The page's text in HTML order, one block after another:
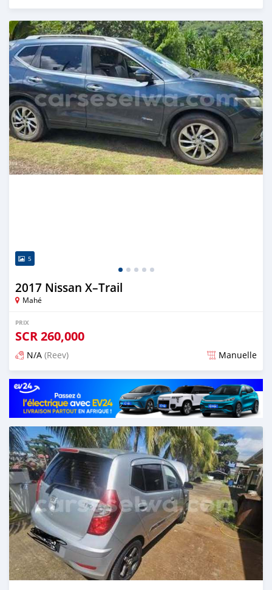
Publié il y a 4 mois
5
2017 Nissan X–Trail
Mahé
PRIX
SCR260,000
N/A (Reev) Manuelle
Publié il y a 4 mois